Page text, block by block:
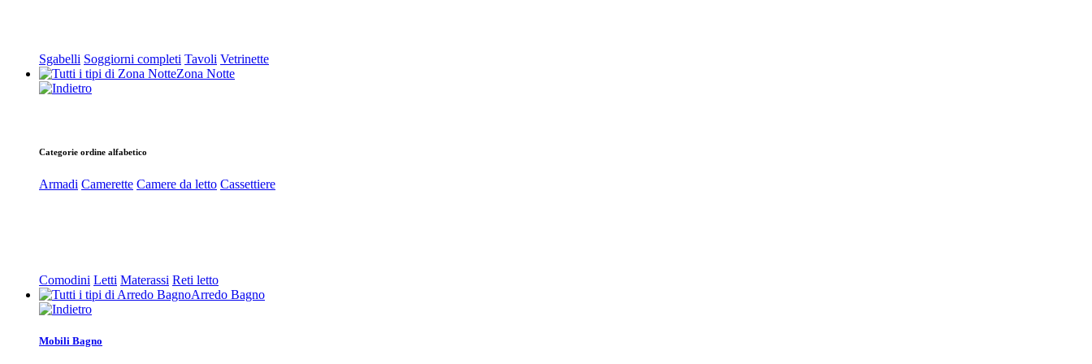
Sgabelli Soggiorni completi Tavoli Vetrinette
Zona Notte
Categorie ordine alfabetico
Armadi Camerette Camere da letto Cassettiere
Comodini Letti Materassi Reti letto
Arredo Bagno
Mobili Bagno